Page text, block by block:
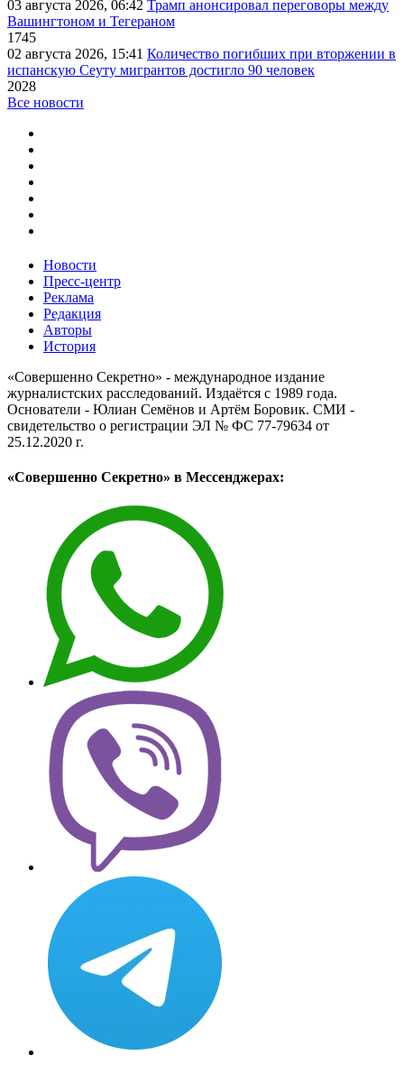
03 августа 2026, 06:42 Трамп анонсировал переговоры между
Вашингтоном и Тегераном
1745
02 августа 2026, 15:41 Количество погибших при вторжении в
испанскую Сеуту мигрантов достигло 90 человек
2028
Все новости
Новости
Пресс-центр
Реклама
Редакция
Авторы
История
«Совершенно Секретно» - международное издание
журналистских расследований. Издаётся с 1989 года.
Основатели - Юлиан Семёнов и Артём Боровик. CМИ -
свидетельство о регистрации ЭЛ № ФС 77-79634 от
25.12.2020 г.
«Совершенно Секретно» в Мессенджерах: